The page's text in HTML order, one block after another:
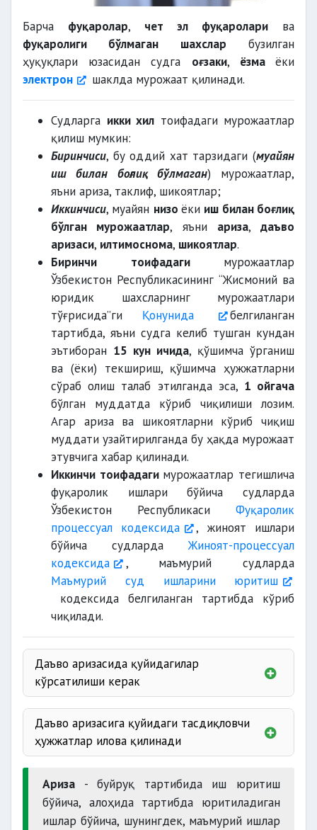
Барча фуқаролар, чет эл фуқаролари ва
фуқаролиги бўлмаган шахслар бузилган
ҳуқуқлари юзасидан судга оғзаки, ёзмаёки
электрон
шаклда мурожаат қилинади.
Судларга икки хил тоифадаги мурожаатлар
қилиш мумкин:
Биринчиси, бу оддий хат тарзидаги (муайян
иш билан боғлиқ бўлмаган) мурожаатлар,
яъни ариза, таклиф, шикоятлар;
Иккинчиси, муайян низоёки иш билан боғлиқ
бўлган мурожаатлар, яъни ариза, даъво
аризаси, илтимоснома, шикоятлар.
Биринчи тоифадаги мурожаатлар
Ўзбекистон Республикасининг “Жисмоний ва
юридик шахсларнинг мурожаатлари
тўғрисида”ги Қонунида
белгиланган
тартибда, яъни судга келиб тушган кундан
эътиборан 15 кун ичида, қўшимча ўрганиш
ва (ёки) текшириш, қўшимча ҳужжатларни
сўраб олиш талаб этилганда эса, 1 ойгача
бўлган муддатда кўриб чиқилиши лозим.
Агар ариза ва шикоятларни кўриб чиқиш
муддати узайтирилганда бу ҳақда мурожаат
этувчига хабар қилинади.
Иккинчи тоифадаги мурожаатлар тегишлича
фуқаролик ишлари бўйича судларда
Ўзбекистон Республикаси Фуқаролик
процессуал кодексида
, жиноят ишлари
бўйича судлардаЖиноят-процессуал
кодексида
, маъмурий судларда
Маъмурий суд ишларини юритиш
кодексида белгиланган тартибда кўриб
чиқилади.
Даъво аризасида қуйидагилар
кўрсатилиши керак
суднинг номи;
даъвогарнинг фамилияси
Даъво аризасига қуйидаги тасдиқловчи
ҳужжатлар илова қилинади
судгача ҳал қилиш
тартибига
Ариза - буйруқ тартибида иш юритиш
бўйича, алоҳида тартибда юритиладиган
ишлар бўйича, шунингдек, маъмурий ишлар